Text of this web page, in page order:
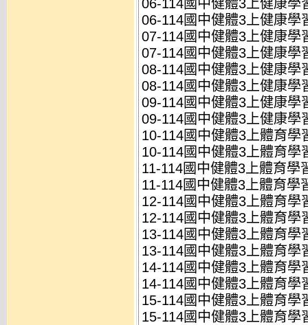
06-114國中健體3上健康學
06-114國中健體3上健康學
07-114國中健體3上健康學
07-114國中健體3上健康學
08-114國中健體3上健康學
08-114國中健體3上健康學
09-114國中健體3上健康學
09-114國中健體3上健康學
10-114國中健體3上體育學
10-114國中健體3上體育學
11-114國中健體3上體育學
11-114國中健體3上體育學
12-114國中健體3上體育學
12-114國中健體3上體育學
13-114國中健體3上體育學
13-114國中健體3上體育學
14-114國中健體3上體育學
14-114國中健體3上體育學
15-114國中健體3上體育學
15-114國中健體3上體育學